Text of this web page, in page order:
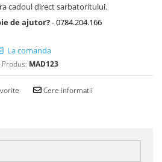
cadoul direct sarbatoritului.
de ajutor?-0784.204.166
La comanda
Produs: MAD123
Cere informatii